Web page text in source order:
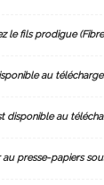
le fils prodigue
au
disponible au
presse-papiers